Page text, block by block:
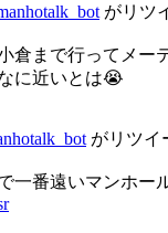
がリツ
倉まで行ってメー
に近いとは😭
がリツイ
一番遠いマンホー